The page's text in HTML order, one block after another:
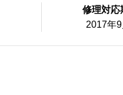
修理対応
2017年9